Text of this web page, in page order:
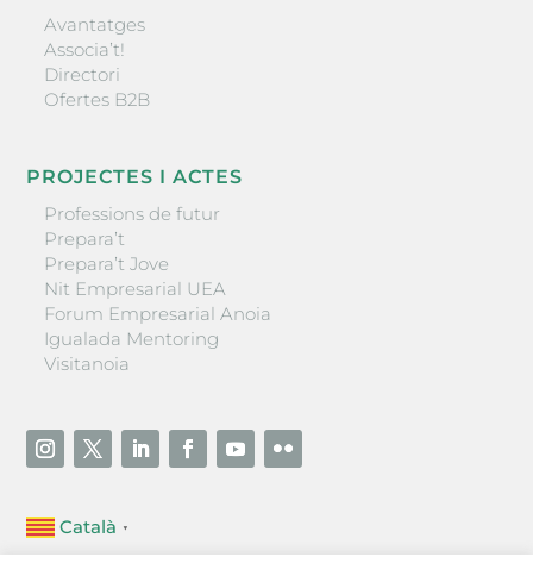
Avantatges
Associa’t!
Directori
Ofertes B2B
PROJECTES I ACTES
Professions de futur
Prepara’t
Prepara’t Jove
Nit Empresarial UEA
Forum Empresarial Anoia
Igualada Mentoring
Visitanoia
Català ▼